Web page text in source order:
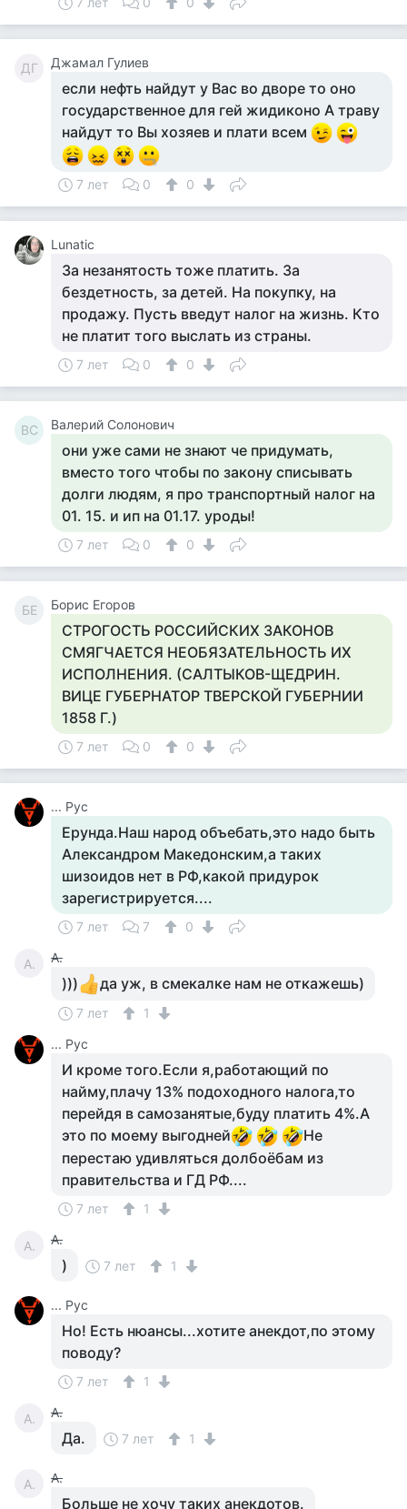
ДГ Джамал Гулиев
если нефть найдут у Вас во дворе то оно
государственное для гей жидиконо А траву
найдут то Вы хозяев и плати всем
7 лет 0 0
Lunatic
За незанятость тоже платить. За
бездетность, за детей. На покупку, на
продажу. Пусть введут налог на жизнь. Кто
не платит того выслать из страны.
7 лет 0 0
ВС Валерий Солонович
они уже сами не знают че придумать,
вместо того чтобы по закону списывать
долги людям, я про транспортный налог на
01. 15. и ип на 01.17. уроды!
7 лет 0 0
БЕ Борис Егоров
СТРОГОСТЬ РОССИЙСКИХ ЗАКОНОВ
СМЯГЧАЕТСЯ НЕОБЯЗАТЕЛЬНОСТЬ ИХ
ИСПОЛНЕНИЯ. (САЛТЫКОВ-ЩЕДРИН.
ВИЦЕ ГУБЕРНАТОР ТВЕРСКОЙ ГУБЕРНИИ
1858 Г.)
7 лет 0 0
... Рус
Ерунда.Наш народ объебать,это надо быть
Александром Македонским,а таких
шизоидов нет в РФ,какой придурок
зарегистрируется....
7 лет 7 0
А. А.
))) да уж, в смекалке нам не откажешь)
7 лет
1
... Рус
И кроме того.Если я,работающий по
найму,плачу 13% подоходного налога,то
перейдя в самозанятые,буду платить 4%.А
это по моему выгодней
Не
перестаю удивляться долбоёбам из
правительства и ГД РФ....
7 лет 1
А. А.
) 7 лет 1
... Рус
Но! Есть нюансы...хотите анекдот,по этому
поводу?
7 лет 1
А. А.
Да. 7 лет 1
А. А.
Больше не хочу таких анекдотов.